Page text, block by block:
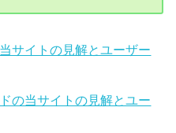
サイトの見解とユーザー
の当サイトの見解とユー